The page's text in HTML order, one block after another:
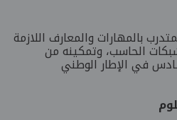
بالمهارات والمعارف اللازمة
الحاسب، وتمكينه من
في الإطار الوطني